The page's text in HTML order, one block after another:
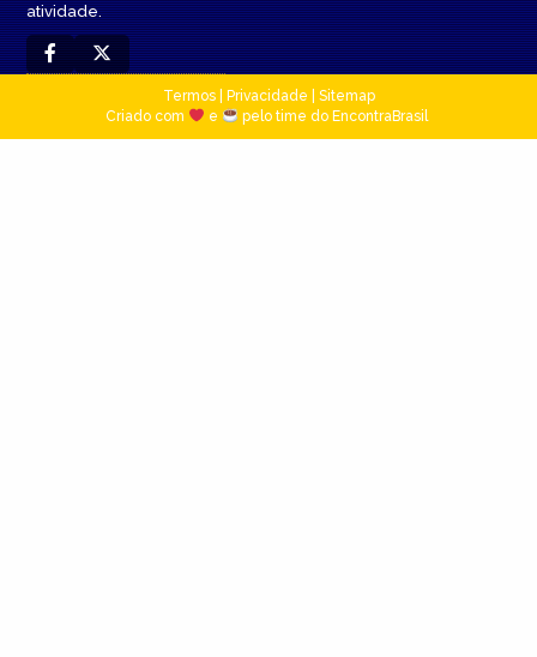
atividade.
Termos| Privacidade
Sitemap
Criado com
e pelo time do EncontraBrasil